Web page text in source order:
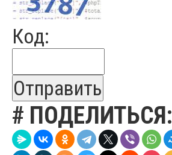
Код:
Отправить
# ПОДЕЛИТЬСЯ: